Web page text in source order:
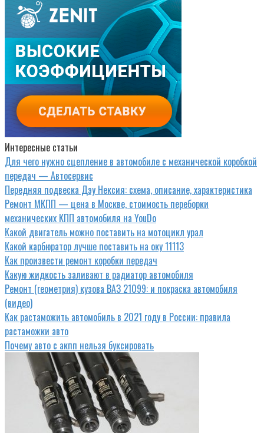
Интересные статьи
Для чего нужно сцепление в автомобиле с механической коробкой
передач — Автосервис
Передняя подвеска Дэу Нексия: схема, описание, характеристика
Ремонт МКПП — цена в Москве, стоимость переборки
механических КПП автомобиля на YouDo
Какой двигатель можно поставить на мотоцикл урал
Какой карбюратор лучше поставить на оку 11113
Как произвести ремонт коробки передач
Какую жидкость заливают в радиатор автомобиля
Ремонт (геометрия) кузова ВАЗ 21099: и покраска автомобиля
(видео)
Как растаможить автомобиль в 2021 году в России: правила
растаможки авто
Почему авто с акпп нельзя буксировать